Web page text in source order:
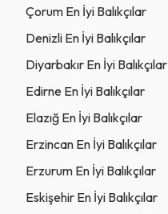
Çorum En İyi Balıkçılar
Denizli En İyi Balıkçılar
Diyarbakır En İyi Balıkçılar
Edirne En İyi Balıkçılar
Elazığ En İyi Balıkçılar
Erzincan En İyi Balıkçılar
Erzurum En İyi Balıkçılar
Eskişehir En İyi Balıkçılar